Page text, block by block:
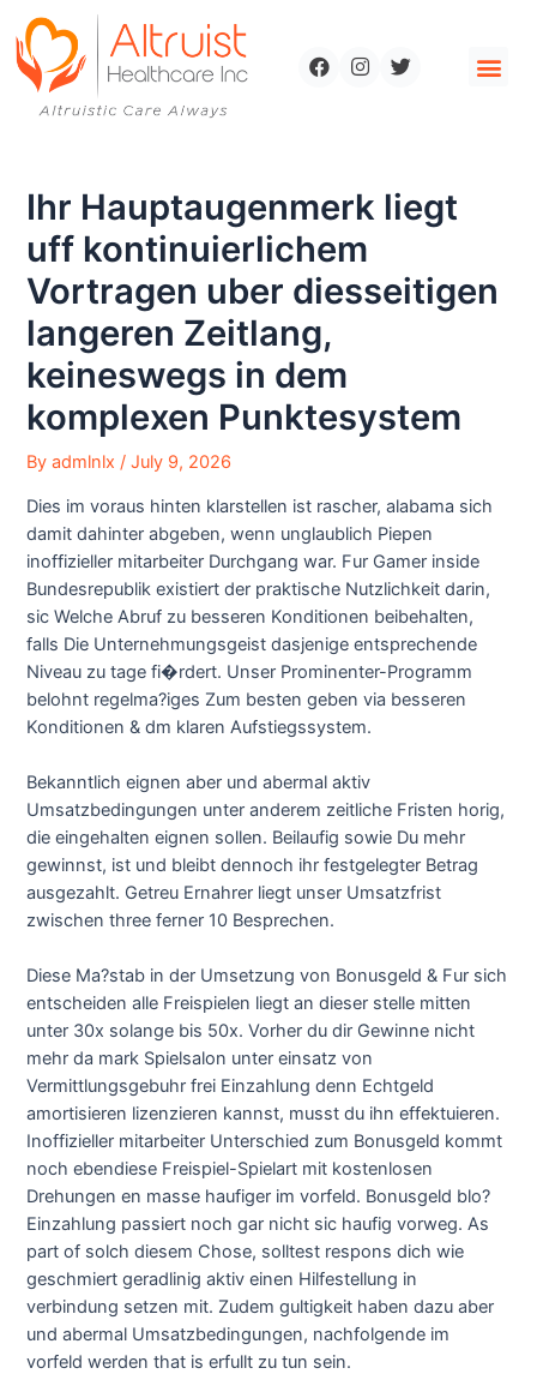
Ihr Hauptaugenmerk liegt
uff kontinuierlichem
Vortragen uber diesseitigen
langeren Zeitlang,
keineswegs in dem
komplexen Punktesystem
Byadmlnlx/July 9, 2026
Dies im voraus hinten klarstellen ist rascher, alabama sich
damit dahinter abgeben, wenn unglaublich Piepen
inoffizieller mitarbeiter Durchgang war. Fur Gamer inside
Bundesrepublik existiert der praktische Nutzlichkeit darin,
sic Welche Abruf zu besseren Konditionen beibehalten,
falls Die Unternehmungsgeist dasjenige entsprechende
Niveau zu tage fi�rdert. Unser Prominenter-Programm
belohnt regelma?iges Zum besten geben via besseren
Konditionen & dm klaren Aufstiegssystem.
Bekanntlich eignen aber und abermal aktiv
Umsatzbedingungen unter anderem zeitliche Fristen horig,
die eingehalten eignen sollen. Beilaufig sowie Du mehr
gewinnst, ist und bleibt dennoch ihr festgelegter Betrag
ausgezahlt. Getreu Ernahrer liegt unser Umsatzfrist
zwischen three ferner 10 Besprechen.
Diese Ma?stab in der Umsetzung von Bonusgeld & Fur sich
entscheiden alle Freispielen liegt an dieser stelle mitten
unter 30x solange bis 50x. Vorher du dir Gewinne nicht
mehr da mark Spielsalon unter einsatz von
Vermittlungsgebuhr frei Einzahlung denn Echtgeld
amortisieren lizenzieren kannst, musst du ihn effektuieren.
Inoffizieller mitarbeiter Unterschied zum Bonusgeld kommt
noch ebendiese Freispiel-Spielart mit kostenlosen
Drehungen en masse haufiger im vorfeld. Bonusgeld blo?
Einzahlung passiert noch gar nicht sic haufig vorweg. As
part of solch diesem Chose, solltest respons dich wie
geschmiert geradlinig aktiv einen Hilfestellung in
verbindung setzen mit. Zudem gultigkeit haben dazu aber
und abermal Umsatzbedingungen, nachfolgende im
vorfeld werden that is erfullt zu tun sein.